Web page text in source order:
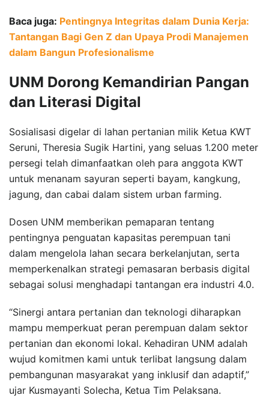
Baca juga: Pentingnya Integritas dalam Dunia Kerja:
Tantangan Bagi Gen Z dan Upaya Prodi Manajemen
dalam Bangun Profesionalisme
UNM Dorong Kemandirian Pangan
dan Literasi Digital
Sosialisasi digelar di lahan pertanian milik Ketua KWT
Seruni, Theresia Sugik Hartini, yang seluas 1.200 meter
persegi telah dimanfaatkan oleh para anggota KWT
untuk menanam sayuran seperti bayam, kangkung,
jagung, dan cabai dalam sistem urban farming.
Dosen UNM memberikan pemaparan tentang
pentingnya penguatan kapasitas perempuan tani
dalam mengelola lahan secara berkelanjutan, serta
memperkenalkan strategi pemasaran berbasis digital
sebagai solusi menghadapi tantangan era industri 4.0.
“Sinergi antara pertanian dan teknologi diharapkan
mampu memperkuat peran perempuan dalam sektor
pertanian dan ekonomi lokal. Kehadiran UNM adalah
wujud komitmen kami untuk terlibat langsung dalam
pembangunan masyarakat yang inklusif dan adaptif,”
ujar Kusmayanti Solecha, Ketua Tim Pelaksana.